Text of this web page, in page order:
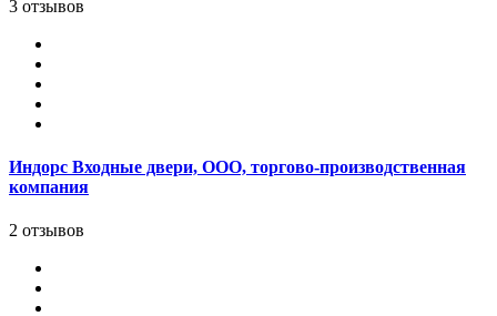
3 отзывов
Индорс Входные двери, ООО, торгово-производственная
компания
2 отзывов